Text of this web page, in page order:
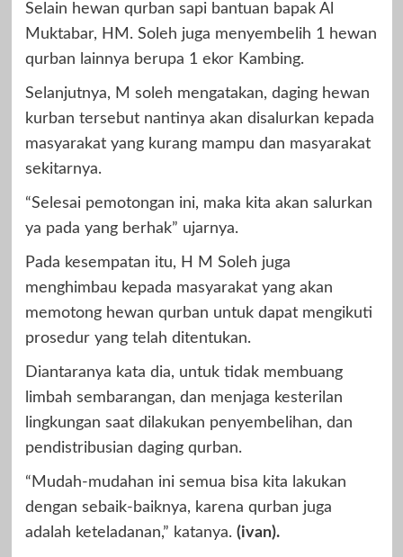
Selain hewan qurban sapi bantuan bapak Al
Muktabar, HM. Soleh juga menyembelih 1 hewan
qurban lainnya berupa 1 ekor Kambing.
Selanjutnya, M soleh mengatakan, daging hewan
kurban tersebut nantinya akan disalurkan kepada
masyarakat yang kurang mampu dan masyarakat
sekitarnya.
“Selesai pemotongan ini, maka kita akan salurkan
ya pada yang berhak” ujarnya.
Pada kesempatan itu, H M Soleh juga
menghimbau kepada masyarakat yang akan
memotong hewan qurban untuk dapat mengikuti
prosedur yang telah ditentukan.
Diantaranya kata dia, untuk tidak membuang
limbah sembarangan, dan menjaga kesterilan
lingkungan saat dilakukan penyembelihan, dan
pendistribusian daging qurban.
“Mudah-mudahan ini semua bisa kita lakukan
dengan sebaik-baiknya, karena qurban juga
adalah keteladanan,” katanya. (ivan).